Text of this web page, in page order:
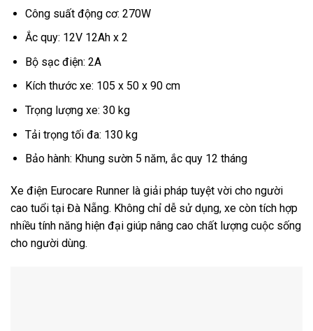
Công suất động cơ: 270W
Ắc quy: 12V 12Ah x 2
Bộ sạc điện: 2A
Kích thước xe: 105 x 50 x 90 cm
Trọng lượng xe: 30 kg
Tải trọng tối đa: 130 kg
Bảo hành: Khung sườn 5 năm, ắc quy 12 tháng
Xe điện Eurocare Runner là giải pháp tuyệt vời cho người
cao tuổi tại Đà Nẵng. Không chỉ dễ sử dụng, xe còn tích hợp
nhiều tính năng hiện đại giúp nâng cao chất lượng cuộc sống
cho người dùng.